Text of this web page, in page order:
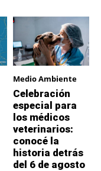
Medio Ambiente
Celebración
especial para
los médicos
veterinarios:
conocé la
historia detrás
del 6 de agosto